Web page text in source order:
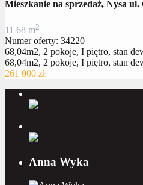
Mieszkanie na sprzedaż, Nysa ul.
11 68 m2
Numer oferty: 34220
68,04m2, 2 pokoje, I piętro, stan
68,04m2, 2 pokoje, I piętro, stan
261 000 zł
Anna Wyka